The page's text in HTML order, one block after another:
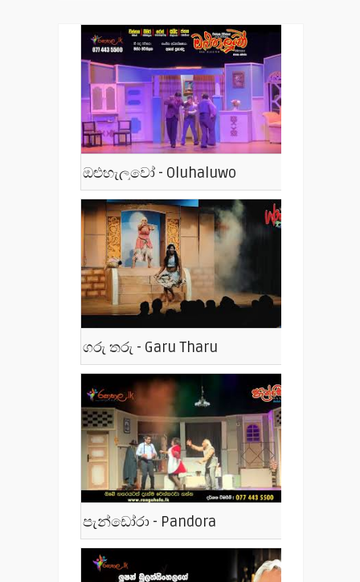
ඔළුහැලුවෝ - Oluhaluwo
ගරු තරු - Garu Tharu
පැන්ඩෝරා - Pandora